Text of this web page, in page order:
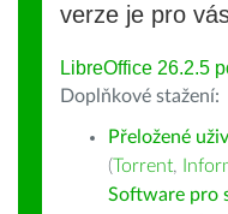
verze je pro
LibreOffice 26.2.5
Doplňkové stažení:
Přeložené
(Torrent,
Software pro